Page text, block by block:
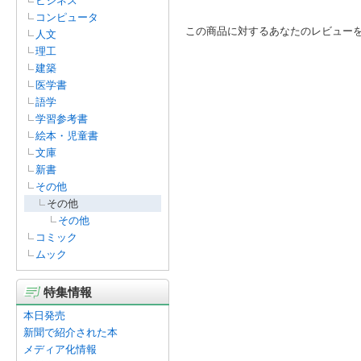
コンピュータ
人文
理工
建築
医学書
語学
学習参考書
絵本・児童書
文庫
新書
その他
その他
その他
コミック
ムック
特集情報
本日発売
新聞で紹介された本
メディア化情報
この商品に対するあなたのレビュー